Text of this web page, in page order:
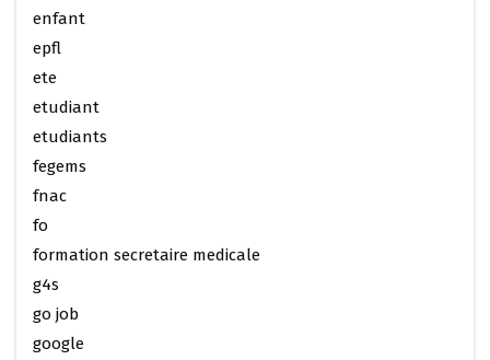
enfant
epfl
ete
etudiant
etudiants
fegems
fnac
fo
formation secretaire medicale
g4s
go job
google